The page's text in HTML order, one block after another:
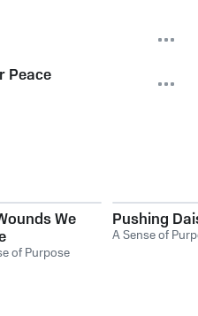
Peace
We
of Purpose
Pushing
A Sense of